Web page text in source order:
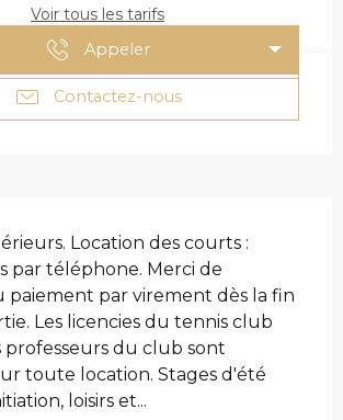
Voir tous les tarifs
Appeler
Contactez-nous
Location des courts :
par téléphone. Merci de
paiement par virement dès la fin
Les licencies du tennis club
professeurs du club sont
toute location. Stages d'été
loisirs et...